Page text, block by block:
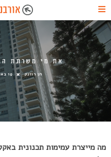
את מי משרתת
חן רוזנק 19 באוגוסט 2015
מה מייצרת עמימות תכנונית